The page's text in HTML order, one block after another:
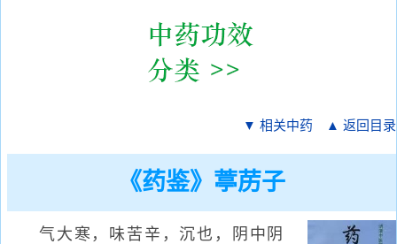
▼ 相关中药 ▲ 返回目录
《药鉴》葶苈子
气大寒，味苦辛，沉也，阴中阴